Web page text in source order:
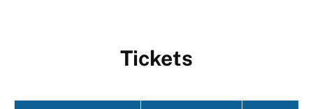
Tickets